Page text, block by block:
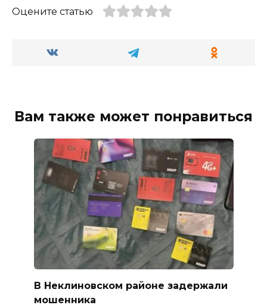
Оцените статью
Вам также может понравиться
В Неклиновском районе задержали
мошенника